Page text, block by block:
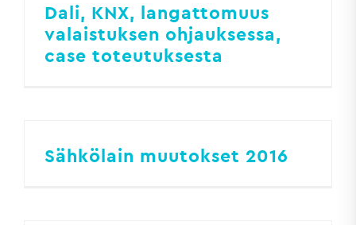
Dali, KNX, langattomuus
valaistuksen ohjauksessa,
case toteutuksesta
Sähkölain muutokset 2016